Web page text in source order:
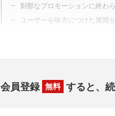
刹那なプロモーションに終わ
ユーザーを味方につけた展開を
会員登録 無料 すると、